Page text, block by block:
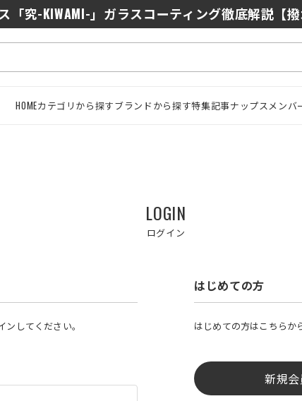
「究-KIWAMI-」ガラスコーティング徹底解説【撥
HOMEカテゴリから探すブランドから探す特集記事ナップスメンバ
LOGIN
ログイン
してください。
はじめての方
はじめての方はこちらか
新規